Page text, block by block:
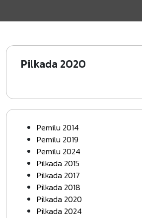
Pilkada 2020
Pemilu 2014
Pemilu 2019
Pemilu 2024
Pilkada 2015
Pilkada 2017
Pilkada 2018
Pilkada 2020
Pilkada 2024